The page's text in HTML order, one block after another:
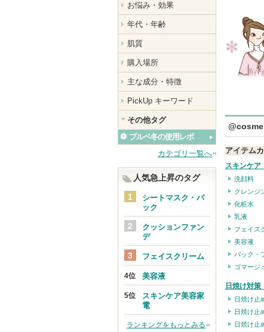
アイテム
スキンケア
洗顔料
クレンジ
化粧水
乳液
フェイス
美容液
パック・
ゴマージ
日焼け対策
日焼け止
日焼け止
日焼け止
お悩み・効果
年代・年齢
肌質
購入場所
主な成分・特徴
PickUp キーワード
その他タグ
ブルベ冬の使用レポ
カテゴリ一覧へ
人気急上昇のタグ
シートマスク・パ
ック
クッションファン
デ
フェイスクリーム
美容液
スキンケア美容家
電
ランキングをもっとみる